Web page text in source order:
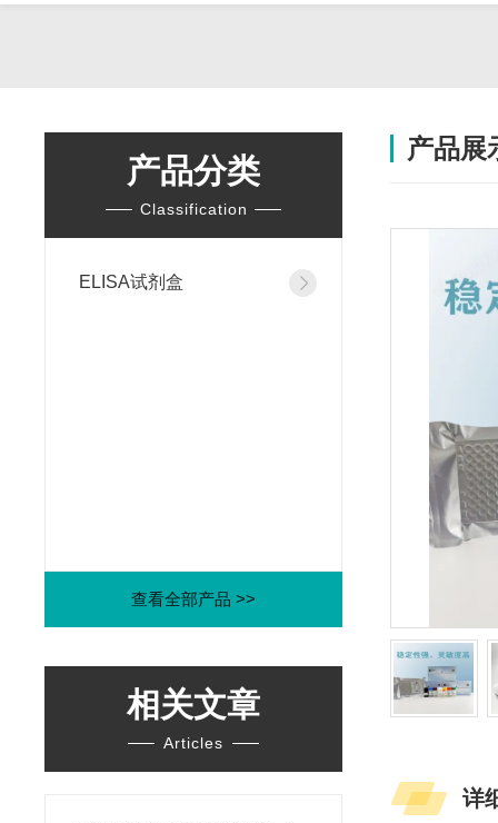
产品分类
Classification
ELISA试剂盒
查看全部产品 >>
相关文章
Articles
产品展
详